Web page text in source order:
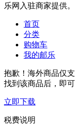
乐网入驻商家提供。
首页
分类
购物车
我的邮乐
抱歉！海外商品仅
找到该商品后，即可
立即下载
税费说明